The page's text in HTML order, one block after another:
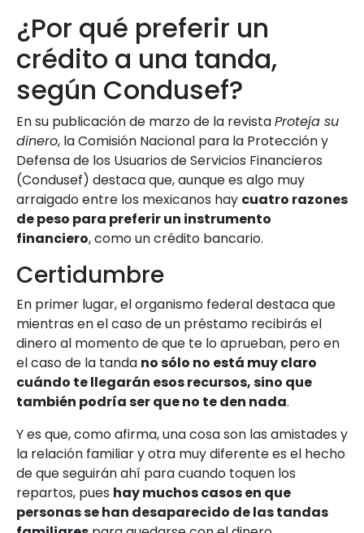
¿Por qué preferir un
crédito a una tanda,
según Condusef?
En su publicación de marzo de la revistaProteja su
dinero, la Comisión Nacional para la Protección y
Defensa de los Usuarios de Servicios Financieros
(Condusef) destaca que, aunque es algo muy
arraigado entre los mexicanos hay cuatro razones
de peso para preferir un instrumento
financiero, como un crédito bancario.
Certidumbre
En primer lugar, el organismo federal destaca que
mientras en el caso de un préstamo recibirás el
dinero al momento de que te lo aprueban, pero en
el caso de la tanda no sólo no está muy claro
cuándo te llegarán esos recursos, sino que
también podría ser que no te den nada.
Y es que, como afirma, una cosa son las amistades y
la relación familiar y otra muy diferente es el hecho
de que seguirán ahí para cuando toquen los
repartos, pues hay muchos casos en que
personas se han desaparecido de las tandas